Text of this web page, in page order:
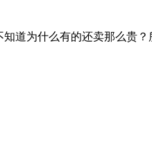
为什么有的还卖那么贵？